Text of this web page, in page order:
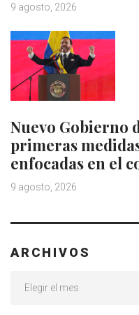
9 agosto, 2026
Nuevo Gobierno
primeras
enfocadas en el
9 agosto, 2026
ARCHIVOS